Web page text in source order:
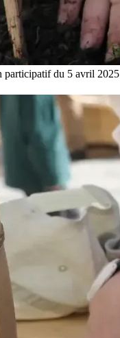
participatif du 5 avril 2025